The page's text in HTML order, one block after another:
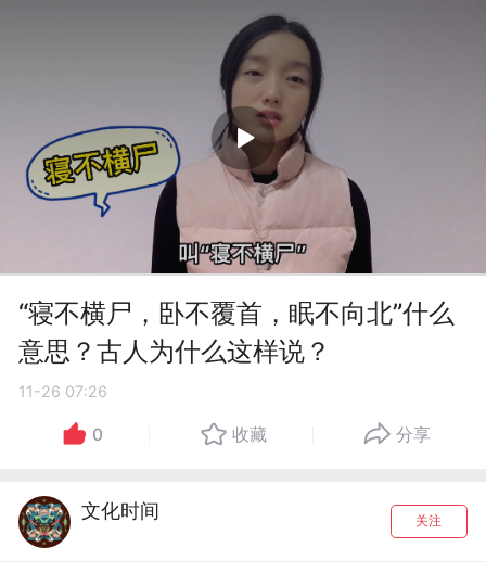
“寝不横尸，卧不覆首，眠不向北”什么
意思？古人为什么这样说？
11-26 07:26
0 收藏 分享
文化时间 关注